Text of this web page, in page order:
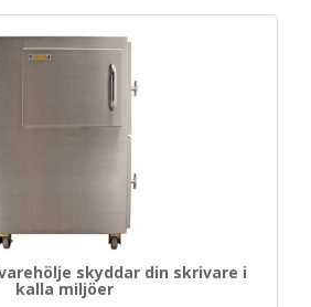
skyddar din skrivare i
kalla miljöer